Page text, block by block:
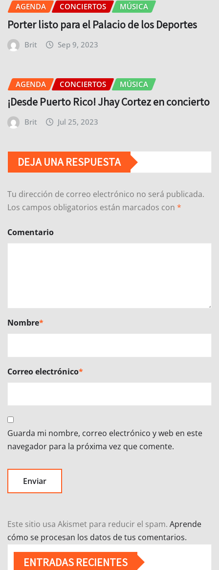
AGENDA CONCIERTOS MÚSICA
Porter listo para el Palacio de los Deportes
Brit Sep 9, 2023
AGENDA CONCIERTOS MÚSICA
¡Desde Puerto Rico! Jhay Cortez en concierto
Brit Jul 25, 2023
DEJA UNA RESPUESTA
Tu dirección de correo electrónico no será publicada.
Los campos obligatorios están marcados con *
Comentario
Nombre*
Correo electrónico*
Guarda mi nombre, correo electrónico y web en este
navegador para la próxima vez que comente.
Este sitio usa Akismet para reducir el spam. Aprende
cómo se procesan los datos de tus comentarios.
ENTRADAS RECIENTES